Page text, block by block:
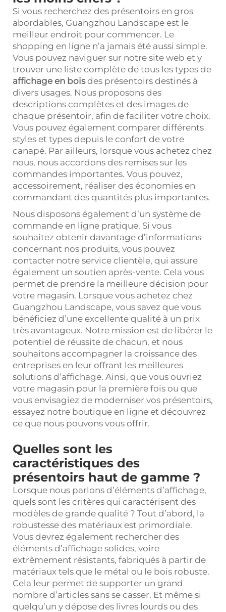
Si vous recherchez des présentoirs en gros
abordables, Guangzhou Landscape est le
meilleur endroit pour commencer. Le
shopping en ligne n’a jamais été aussi simple.
Vous pouvez naviguer sur notre site web et y
trouver une liste complète de tous les types de
affichage en boisdes présentoirs destinés à
divers usages. Nous proposons des
descriptions complètes et des images de
chaque présentoir, afin de faciliter votre choix.
Vous pouvez également comparer différents
styles et types depuis le confort de votre
canapé. Par ailleurs, lorsque vous achetez chez
nous, nous accordons des remises sur les
commandes importantes. Vous pouvez,
accessoirement, réaliser des économies en
commandant des quantités plus importantes.
Nous disposons également d’un système de
commande en ligne pratique. Si vous
souhaitez obtenir davantage d’informations
concernant nos produits, vous pouvez
contacter notre service clientèle, qui assure
également un soutien après-vente. Cela vous
permet de prendre la meilleure décision pour
votre magasin. Lorsque vous achetez chez
Guangzhou Landscape, vous savez que vous
bénéficiez d’une excellente qualité à un prix
très avantageux. Notre mission est de libérer le
potentiel de réussite de chacun, et nous
souhaitons accompagner la croissance des
entreprises en leur offrant les meilleures
solutions d’affichage. Ainsi, que vous ouvriez
votre magasin pour la première fois ou que
vous envisagiez de moderniser vos présentoirs,
essayez notre boutique en ligne et découvrez
ce que nous pouvons vous offrir.
Quelles sont les
caractéristiques des
présentoirs haut de gamme ?
Lorsque nous parlons d’éléments d’affichage,
quels sont les critères qui caractérisent des
modèles de grande qualité ? Tout d’abord, la
robustesse des matériaux est primordiale.
Vous devrez également rechercher des
éléments d’affichage solides, voire
extrêmement résistants, fabriqués à partir de
matériaux tels que le métal ou le bois robuste.
Cela leur permet de supporter un grand
nombre d’articles sans se casser. Et même si
quelqu’un y dépose des livres lourds ou des